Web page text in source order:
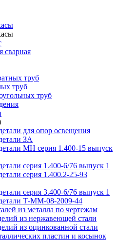
сварная
труб
труб
труб
для опор освещения
ЗА
МН серия 1.400-15 выпуск
серия 1.400-6/76 выпуск 1
серия 1.400.2-25-93
серия 3.400-6/76 выпуск 1
Т-ММ-08-2009-44
из металла по чертежам
из нержавеющей стали
из оцинкованной стали
пластин и косынок